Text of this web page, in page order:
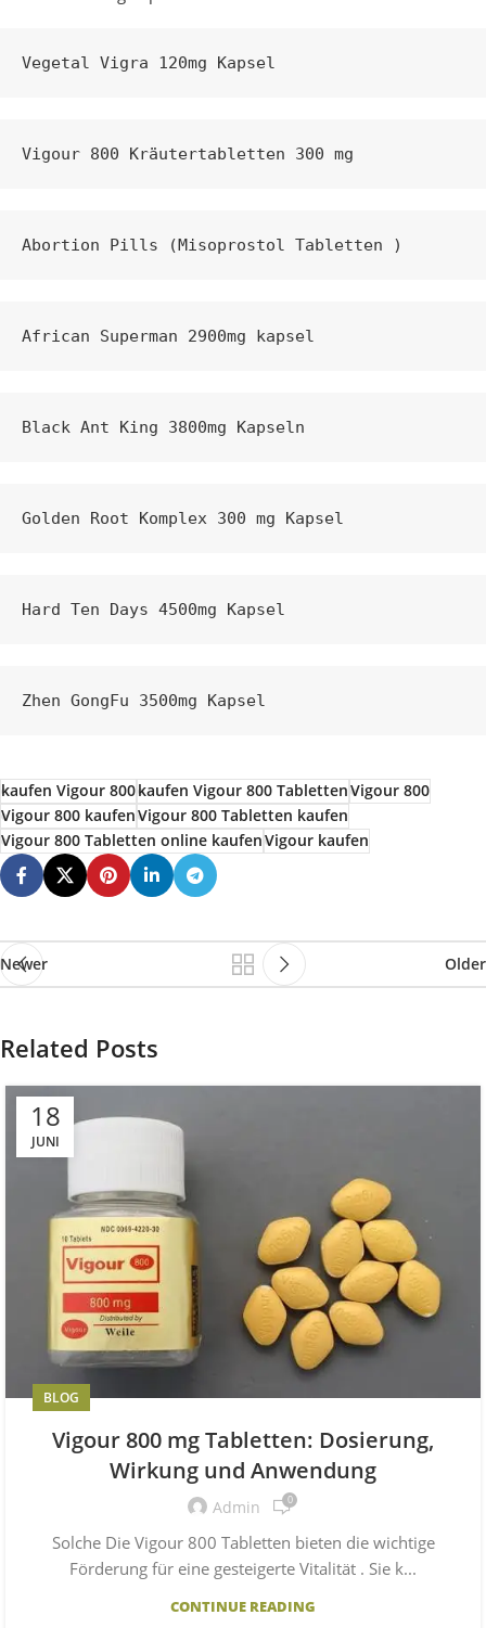
Vegetal Vigra 120mg Kapsel
Vigour 800 Kräutertabletten 300 mg
Abortion Pills (Misoprostol Tabletten )
African Superman 2900mg kapsel
Black Ant King 3800mg Kapseln
Golden Root Komplex 300 mg Kapsel
Hard Ten Days 4500mg Kapsel
Zhen GongFu 3500mg Kapsel
kaufen Vigour 800kaufen Vigour 800 TablettenVigour 800
Vigour 800 kaufenVigour 800 Tabletten kaufen
Vigour 800 Tabletten online kaufenVigour kaufen
Newer Older
Related Posts
18
JUNI
BLOG
Vigour 800 mg Tabletten: Dosierung,
Wirkung und Anwendung
Admin 0
Solche Die Vigour 800 Tabletten bieten die wichtige
Förderung für eine gesteigerte Vitalität . Sie k...
CONTINUE READING